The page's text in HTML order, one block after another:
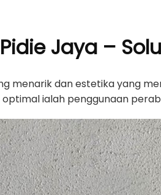
Jaya –
menarik dan estetika yang
ialah penggunaan